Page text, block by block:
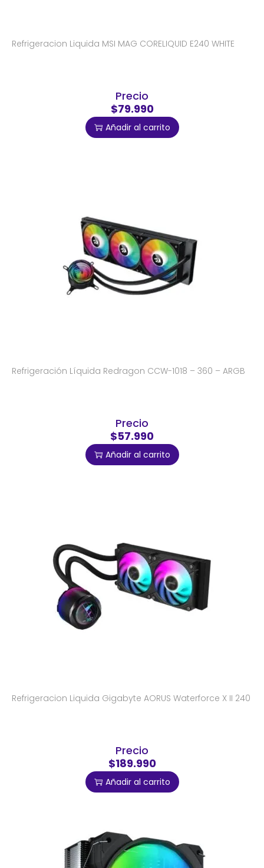
Refrigeracion Liquida MSI MAG CORELIQUID E240 WHITE
Precio
$79.990
Añadir al carrito
Refrigeración Líquida Redragon CCW-1018 – 360 – ARGB
Precio
$57.990
Añadir al carrito
Refrigeracion Liquida Gigabyte AORUS Waterforce X II 240
Precio
$189.990
Añadir al carrito